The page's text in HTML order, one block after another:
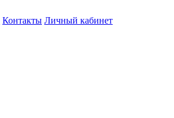
Контакты Личный кабинет